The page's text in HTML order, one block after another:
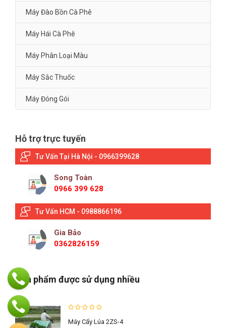
Máy Đào Bồn Cà Phê
Máy Hái Cà Phê
Máy Phân Loại Màu
Máy Sắc Thuốc
Máy Đóng Gói
Hỗ trợ trực tuyến
Tư Vấn Tại Hà Nội - 0966399628
Song Toàn
0966 399 628
Tư Vấn HCM - 0988866196
Gia Bảo
0362826159
Sản phẩm được sử dụng nhiều
Máy Cấy Lúa 2ZS-4